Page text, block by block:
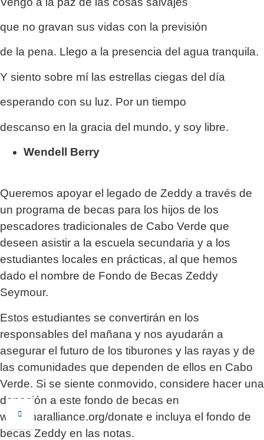
que no gravan sus vidas con la previsión
de la pena. Llego a la presencia del agua tranquila.
Y siento sobre mí las estrellas ciegas del día
esperando con su luz. Por un tiempo
descanso en la gracia del mundo, y soy libre.
Wendell Berry
Queremos apoyar el legado de Zeddy a través de
un programa de becas para los hijos de los
pescadores tradicionales de Cabo Verde que
deseen asistir a la escuela secundaria y a los
estudiantes locales en prácticas, al que hemos
dado el nombre de Fondo de Becas Zeddy
Seymour.
Estos estudiantes se convertirán en los
responsables del mañana y nos ayudarán a
asegurar el futuro de los tiburones y las rayas y de
las comunidades que dependen de ellos en Cabo
Verde. Si se siente conmovido, considere hacer una
donación a este fondo de becas en
www.maralliance.org/donate e incluya el fondo de
becas Zeddy en las notas.